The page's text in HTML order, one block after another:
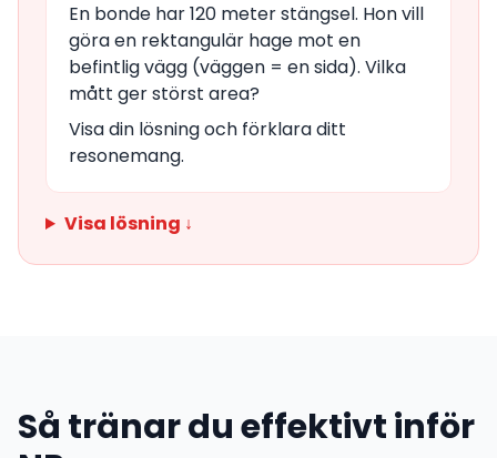
En bonde har 120 meter stängsel. Hon vill
göra en rektangulär hage mot en
befintlig vägg (väggen = en sida). Vilka
mått ger störst area?
Visa din lösning och förklara ditt
resonemang.
Visa lösning ↓
Så tränar du effektivt inför